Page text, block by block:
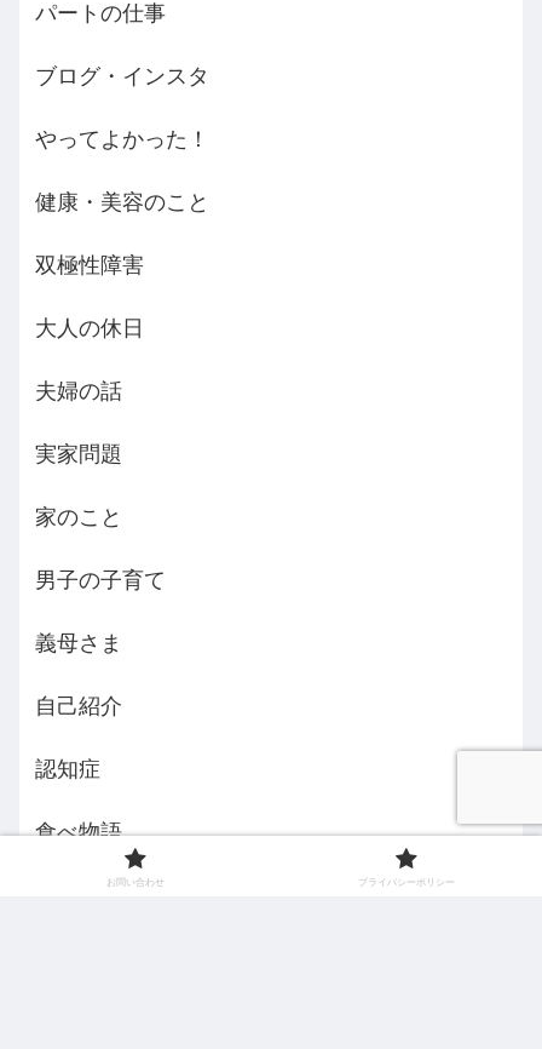
パートの仕事
ブログ・インスタ
やってよかった！
健康・美容のこと
双極性障害
大人の休日
夫婦の話
実家問題
家のこと
男子の子育て
義母さま
自己紹介
認知症
食べ物語
お問い合わせ プライバシーポリシー